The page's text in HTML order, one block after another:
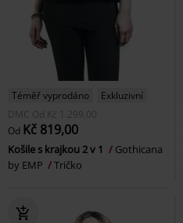
Téměř vyprodáno
Exkluzivní
DMC Od Kč 1.299,00
Od Kč 819,00
Košile s krajkou 2 v 1
Gothicana
by EMP
Tričko